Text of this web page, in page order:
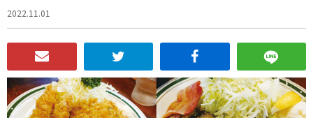
2022.11.01